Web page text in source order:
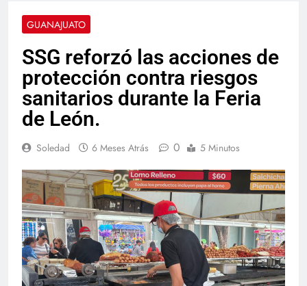
GUANAJUATO
SSG reforzó las acciones de
protección contra riesgos
sanitarios durante la Feria
de León.
Soledad 6 Meses Atrás 0 5 Minutos